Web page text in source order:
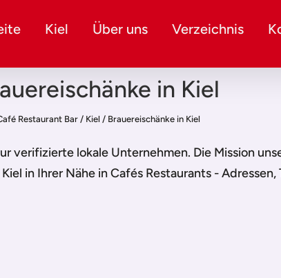
Kiel Über uns Verzeichnis
in Kiel
Restaurant Bar/ Kiel / Brauereischänke in Kiel
verifizierte lokale Unternehmen. Die Mission
in Ihrer Nähe in Cafés Restaurants -